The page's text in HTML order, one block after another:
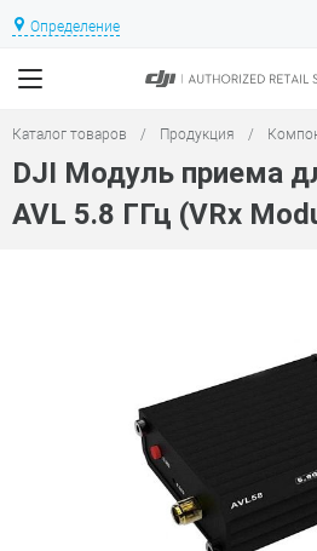
Определение
Каталог товаров / Продукция /
DJI Модуль приема
AVL 5.8 ГГц (VRx